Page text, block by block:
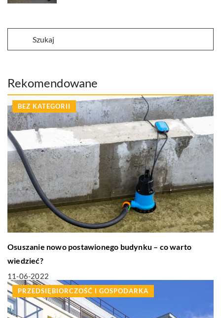
Rekomendowane
BEZ KATEGORII
Osuszanie nowo postawionego budynku – co warto
wiedzieć?
11-06-2022
PRZEDSIĘBIORCZOŚĆ I GOSPODARKA